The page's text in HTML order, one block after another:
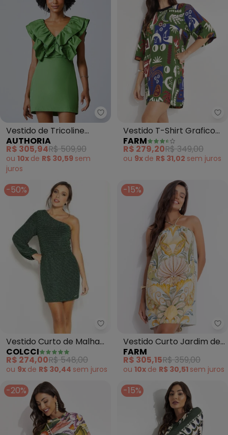
Authoria - Vestido de Tricoline
Vestido de Tricoline
Verde com Babados
(Verde)
AUTHORIA
R$ 305,94R$ 509,90
ou 10x de R$ 30,59 sem
juros
Vestido T-Shirt Grafico
Tropical (Verde)
FARM
R$ 279,20R$ 349,00
ou 9x de R$ 31,02 sem juros
-50%
Colcci - Vestido Curto de
Vestido Curto de Malha
Metalizado (Verde)
COLCCI
R$ 274,00R$ 548,00
ou 9x de R$ 30,44 sem juros
-15%
Vestido Curto Jardim de
Mar (Verde)
FARM
R$ 305,15R$ 359,00
ou 10x de R$ 30,51 sem juros
-20% -15%